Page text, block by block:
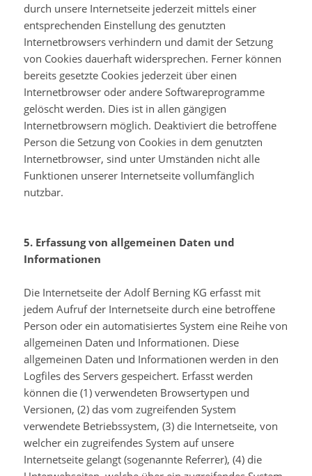
durch unsere Internetseite jederzeit mittels einer
entsprechenden Einstellung des genutzten
Internetbrowsers verhindern und damit der Setzung
von Cookies dauerhaft widersprechen. Ferner können
bereits gesetzte Cookies jederzeit über einen
Internetbrowser oder andere Softwareprogramme
gelöscht werden. Dies ist in allen gängigen
Internetbrowsern möglich. Deaktiviert die betroffene
Person die Setzung von Cookies in dem genutzten
Internetbrowser, sind unter Umständen nicht alle
Funktionen unserer Internetseite vollumfänglich
nutzbar.
5. Erfassung von allgemeinen Daten und
Informationen
Die Internetseite der Adolf Berning KG erfasst mit
jedem Aufruf der Internetseite durch eine betroffene
Person oder ein automatisiertes System eine Reihe von
allgemeinen Daten und Informationen. Diese
allgemeinen Daten und Informationen werden in den
Logfiles des Servers gespeichert. Erfasst werden
können die (1) verwendeten Browsertypen und
Versionen, (2) das vom zugreifenden System
verwendete Betriebssystem, (3) die Internetseite, von
welcher ein zugreifendes System auf unsere
Internetseite gelangt (sogenannte Referrer), (4) die